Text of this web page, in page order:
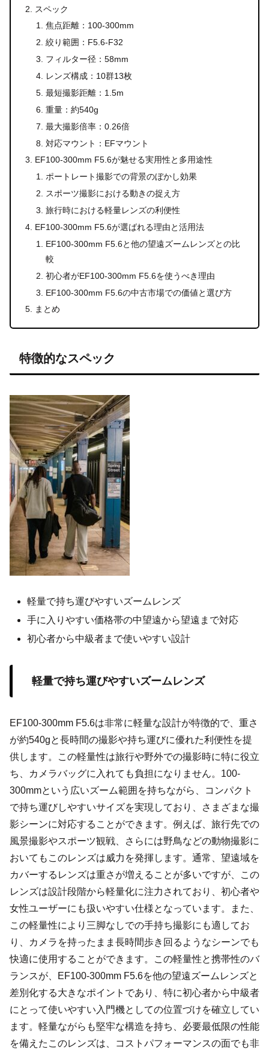
スペック
焦点距離：100-300mm
絞り範囲：F5.6-F32
フィルター径：58mm
レンズ構成：10群13枚
最短撮影距離：1.5m
重量：約540g
最大撮影倍率：0.26倍
対応マウント：EFマウント
EF100-300mm F5.6が魅せる実用性と多用途性
ポートレート撮影での背景のぼかし効果
スポーツ撮影における動きの捉え方
旅行時における軽量レンズの利便性
EF100-300mm F5.6が選ばれる理由と活用法
EF100-300mm F5.6と他の望遠ズームレンズとの比
較
初心者がEF100-300mm F5.6を使うべき理由
EF100-300mm F5.6の中古市場での価値と選び方
まとめ
特徴的なスペック
軽量で持ち運びやすいズームレンズ
手に入りやすい価格帯の中望遠から望遠まで対応
初心者から中級者まで使いやすい設計
軽量で持ち運びやすいズームレンズ
EF100-300mm F5.6は非常に軽量な設計が特徴的で、重さ
が約540gと長時間の撮影や持ち運びに優れた利便性を提
供します。この軽量性は旅行や野外での撮影時に特に役立
ち、カメラバッグに入れても負担になりません。100-
300mmという広いズーム範囲を持ちながら、コンパクト
で持ち運びしやすいサイズを実現しており、さまざまな撮
影シーンに対応することができます。例えば、旅行先での
風景撮影やスポーツ観戦、さらには野鳥などの動物撮影に
おいてもこのレンズは威力を発揮します。通常、望遠域を
カバーするレンズは重さが増えることが多いですが、この
レンズは設計段階から軽量化に注力されており、初心者や
女性ユーザーにも扱いやすい仕様となっています。また、
この軽量性により三脚なしでの手持ち撮影にも適してお
り、カメラを持ったまま長時間歩き回るようなシーンでも
快適に使用することができます。この軽量性と携帯性のバ
ランスが、EF100-300mm F5.6を他の望遠ズームレンズと
差別化する大きなポイントであり、特に初心者から中級者
にとって使いやすい入門機としての位置づけを確立してい
ます。軽量ながらも堅牢な構造を持ち、必要最低限の性能
を備えたこのレンズは、コストパフォーマンスの面でも非